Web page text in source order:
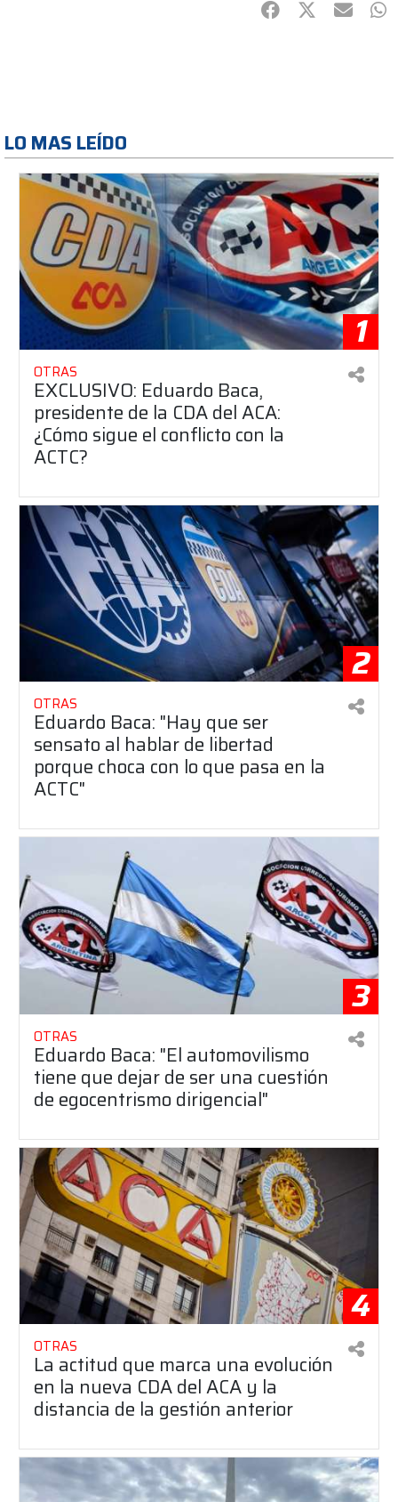
Facebook
Twitter
mail
LO MAS LEÍDO
1
OTRAS
EXCLUSIVO: Eduardo Baca,
presidente de la CDA del ACA:
¿Cómo sigue el conflicto con la
ACTC?
2
OTRAS
Eduardo Baca: "Hay que ser
sensato al hablar de libertad
porque choca con lo que pasa en la
ACTC"
3
OTRAS
Eduardo Baca: "El automovilismo
tiene que dejar de ser una cuestión
de egocentrismo dirigencial"
4
OTRAS
La actitud que marca una evolución
en la nueva CDA del ACA y la
distancia de la gestión anterior